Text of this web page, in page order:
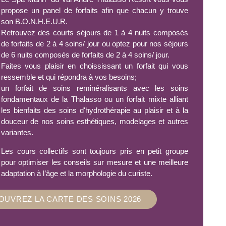
propose un panel de forfaits afin que chacun y trouve
son B.O.N.H.E.U.R.
Retrouvez des courts séjours de 1 à 4 nuits composés
de forfaits de 2 à 4 soins/ jour ou optez pour nos séjours
de 6 nuits composés de forfaits de 2 à 4 soins/ jour.
Faites vous plaisir en choississant un forfait qui vous
ressemble et qui répondra à vos besoins;
un forfait de soins reminéralisants avec les soins
fondamentaux de la Thalasso ou un forfait mixte alliant
les bienfaits des soins d'hydrothérapie au plaisir et à la
douceur de nos soins esthétiques, modelages et autres
variantes.
Les cours collectifs sont toujours pris en petit groupe
pour optimiser les conseils sur mesure et une meilleure
adaptation à l’âge et la morphologie du curiste.
LA CARTE DES SOINS 2026